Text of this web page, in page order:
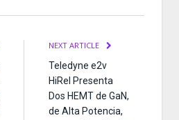
NEXT ARTICLE
Teledyne e2v
HiRel Presenta
Dos HEMT de GaN,
de Alta Potencia,